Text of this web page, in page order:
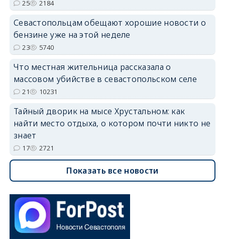
25 2184
Севастопольцам обещают хорошие новости о
бензине уже на этой неделе
23 5740
Что местная жительница рассказала о
массовом убийстве в севастопольском селе
21 10231
Тайный дворик на мысе Хрустальном: как
найти место отдыха, о котором почти никто не
знает
17 2721
Показать все новости